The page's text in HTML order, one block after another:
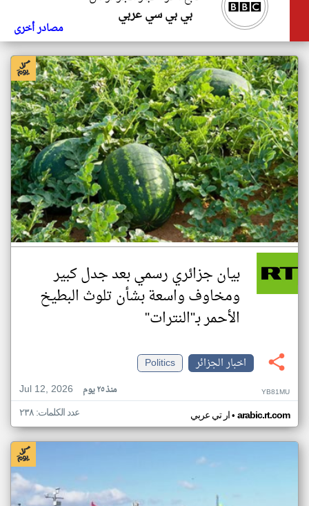
بي بي سي عربي
مصادر أخرى
بيان جزائري رسمي بعد جدل كبير
ومخاوف واسعة بشأن تلوث البطيخ
الأحمر بـ"النترات"
اخبار الجزائر
Politics
Jul 12, 2026
منذ ٢٥ يوم YB81MU
ار تي عربي• arabic.rt.com عدد الكلمات: ٢٣٨